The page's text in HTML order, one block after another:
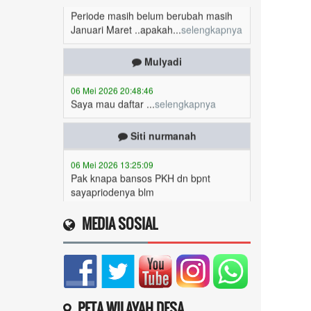
Mulyadi
06 Mei 2026 20:48:46
Saya mau daftar ...selengkapnya
Siti nurmanah
06 Mei 2026 13:25:09
Pak knapa bansos PKH dn bpnt
sayapriodenya blm
brubah...selengkapnya
06 Mei 2026 13:21:42
Pak knapa bansos PKH dn bpnt
priodenya blm brubah
k...selengkapnya
MEDIA SOSIAL